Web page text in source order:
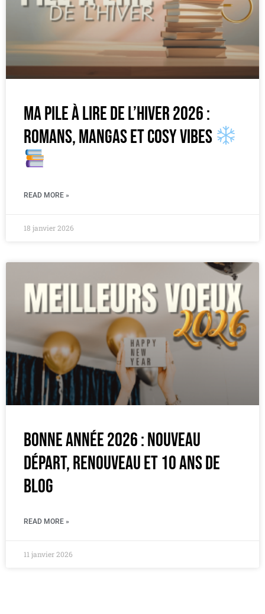
Ma pile à lire de l’hiver 2026 :
romans, mangas et cosy vibes
READ MORE »
18 janvier 2026
Bonne année 2026 : nouveau
départ, renouveau et 10 ans de
blog
READ MORE »
11 janvier 2026